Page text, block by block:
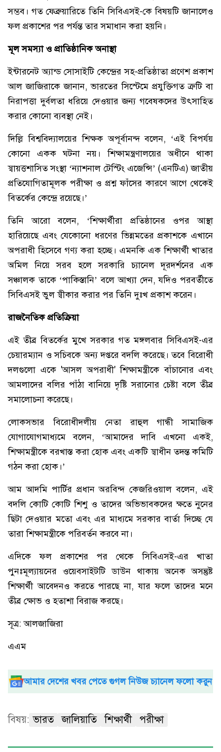
সম্ভব। গত ফেব্রুয়ারিতে তিনি সিবিএসই-কে বিষয়টি জানালেও
ফল প্রকাশের পর পর্যন্ত তার সমাধান করা হয়নি।
মূল সমস্যা ও প্রাতিষ্ঠানিক অনাস্থা
ইন্টারনেট অ্যান্ড সোসাইটি কেন্দ্রের সহ-প্রতিষ্ঠাতা প্রণেশ প্রকাশ
আল জাজিরাকে জানান, ভারতের সিস্টেমে প্রযুক্তিগত ত্রুটি বা
নিরাপত্তা দুর্বলতা ধরিয়ে দেওয়ার জন্য গবেষকদের উৎসাহিত
করার কোনো ব্যবস্থা নেই।
দিল্লি বিশ্ববিদ্যালয়ের শিক্ষক অপূর্বানন্দ বলেন, ‘এই বিপর্যয়
কোনো একক ঘটনা নয়। শিক্ষামন্ত্রণালয়ের অধীনে থাকা
স্বায়ত্তশাসিত সংস্থা ‘ন্যাশনাল টেস্টিং এজেন্সি’ (এনটিএ) জাতীয়
প্রতিযোগিতামূলক পরীক্ষা ও প্রশ্ন ফাঁসের কারণে আগে থেকেই
বিতর্কের কেন্দ্রে রয়েছে।’
তিনি আরো বলেন, ‘শিক্ষার্থীরা প্রতিষ্ঠানের ওপর আস্থা
হারিয়েছে এবং যেকোনো ধরণের ভিন্নমতের প্রকাশকে এখানে
অপরাধী হিসেবে গণ্য করা হচ্ছে। এমনকি এক শিক্ষার্থী খাতার
অমিল নিয়ে সরব হলে সরকারি চ্যানেল দূরদর্শনের এক
সঞ্চালক তাকে ‘পাকিস্তানি’ বলে আখ্যা দেন, যদিও পরবর্তীতে
সিবিএসই ভুল স্বীকার করার পর তিনি দুঃখ প্রকাশ করেন।
রাজনৈতিক প্রতিক্রিয়া
এই তীব্র বিতর্কের মুখে সরকার গত মঙ্গলবার সিবিএসই-এর
চেয়ারম্যান ও সচিবকে অন্য দপ্তরে বদলি করেছে। তবে বিরোধী
দলগুলো একে 'আসল অপরাধী' শিক্ষামন্ত্রীকে বাঁচানোর এবং
আমলাদের বলির পাঁঠা বানিয়ে দৃষ্টি সরানোর চেষ্টা বলে তীব্র
সমালোচনা করেছে।
লোকসভার বিরোধীদলীয় নেতা রাহুল গান্ধী সামাজিক
যোগাযোগমাধ্যমে বলেন, ‘আমাদের দাবি এখনো একই,
শিক্ষামন্ত্রীকে বরখাস্ত করা হোক এবং একটি স্বাধীন তদন্ত কমিটি
গঠন করা হোক।’
আম আদমি পার্টির প্রধান অরবিন্দ কেজরিওয়াল বলেন, এই
বদলি কোটি কোটি শিশু ও তাদের অভিভাবকদের ক্ষতে নুনের
ছিটা দেওয়ার মতো এবং এর মাধ্যমে সরকার বার্তা দিচ্ছে যে
তারা শিক্ষামন্ত্রীকে পরিবর্তন করবে না।
এদিকে ফল প্রকাশের পর থেকে সিবিএসই-এর খাতা
পুনঃমূল্যায়নের ওয়েবসাইটটি ডাউন থাকায় অনেক অসন্তুষ্ট
শিক্ষার্থী আবেদনও করতে পারছে না, যার ফলে তাদের মনে
তীব্র ক্ষোভ ও হতাশা বিরাজ করছে।
সূত্র: আলজাজিরা
এএম
আমার দেশের খবর পেতে গুগল নিউজ চ্যানেল ফলো করুন
বিষয়: ভারত জালিয়াতি শিক্ষার্থী পরীক্ষা